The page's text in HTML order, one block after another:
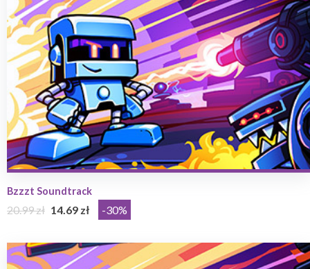
Bzzzt Soundtrack
20.99 zł 14.69 zł -30%